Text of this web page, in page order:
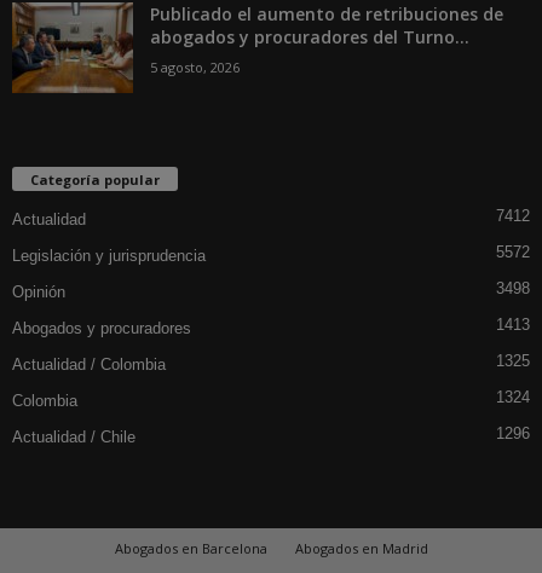
Publicado el aumento de retribuciones de
abogados y procuradores del Turno...
5 agosto, 2026
Categoría popular
Actualidad 7412
Legislación y jurisprudencia 5572
Opinión 3498
Abogados y procuradores 1413
Actualidad / Colombia 1325
Colombia 1324
Actualidad / Chile 1296
Abogados en Barcelona
Abogados en Madrid